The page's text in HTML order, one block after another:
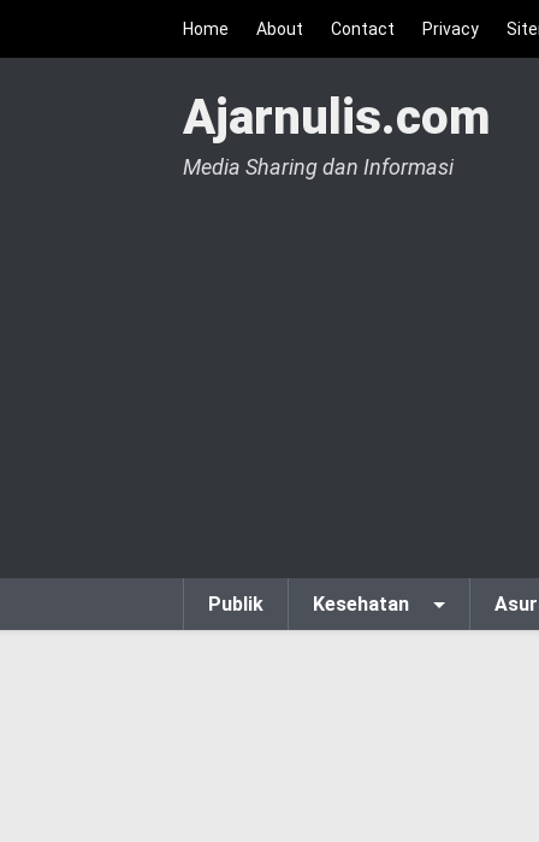
Home About Contact Privacy
Ajarnulis.com
Media Sharing dan Informasi
Publik Kesehatan